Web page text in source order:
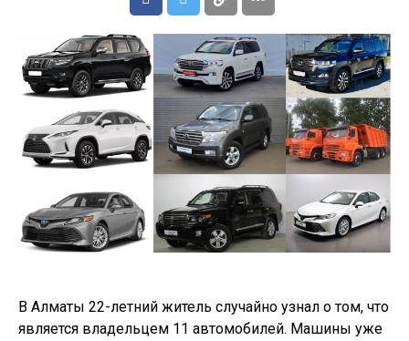
В Алматы 22-летний житель случайно узнал о том, что
является владельцем 11 автомобилей. Машины уже